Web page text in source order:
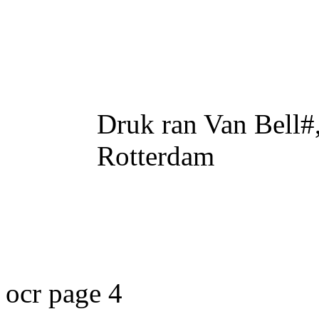
Druk ran Van
Rotterdam
ocr page 4